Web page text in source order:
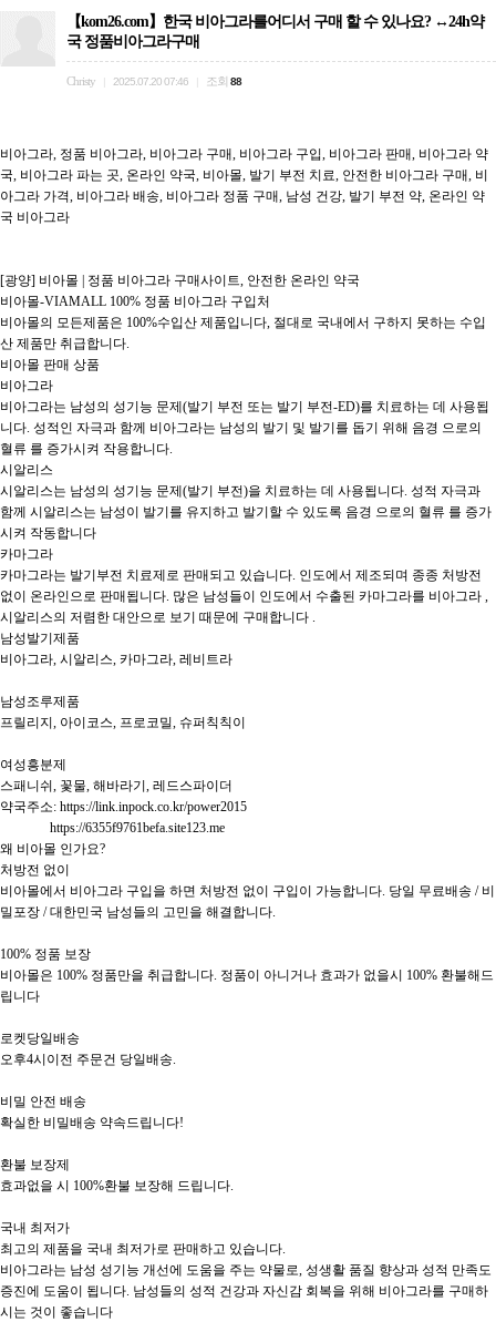
【kom26.com】한국 비아그라를어디서 구매 할 수 있나요? ↔24h약
국 정품비아그라구매
Christy 2025.07.20 07:46 조회 88
비아그라, 정품 비아그라, 비아그라 구매, 비아그라 구입, 비아그라 판매, 비아그라 약
국, 비아그라 파는 곳, 온라인 약국, 비아몰, 발기 부전 치료, 안전한 비아그라 구매, 비
아그라 가격, 비아그라 배송, 비아그라 정품 구매, 남성 건강, 발기 부전 약, 온라인 약
국 비아그라
[광양] 비아몰 | 정품 비아그라 구매사이트, 안전한 온라인 약국
비아몰-VIAMALL 100% 정품 비아그라 구입처
비아몰의 모든제품은 100%수입산 제품입니다, 절대로 국내에서 구하지 못하는 수입
산 제품만 취급합니다.
비아몰 판매 상품
비아그라
비아그라는 남성의 성기능 문제(발기 부전 또는 발기 부전-ED)를 치료하는 데 사용됩
니다. 성적인 자극과 함께 비아그라는 남성의 발기 및 발기를 돕기 위해 음경 으로의
혈류 를 증가시켜 작용합니다.
시알리스
시알리스는 남성의 성기능 문제(발기 부전)을 치료하는 데 사용됩니다. 성적 자극과
함께 시알리스는 남성이 발기를 유지하고 발기할 수 있도록 음경 으로의 혈류 를 증가
시켜 작동합니다
카마그라
카마그라는 발기부전 치료제로 판매되고 있습니다. 인도에서 제조되며 종종 처방전
없이 온라인으로 판매됩니다. 많은 남성들이 인도에서 수출된 카마그라를 비아그라 ,
시알리스의 저렴한 대안으로 보기 때문에 구매합니다 .
남성발기제품
비아그라, 시알리스, 카마그라, 레비트라
남성조루제품
프릴리지, 아이코스, 프로코밀, 슈퍼칙칙이
여성흥분제
스패니쉬, 꽃물, 해바라기, 레드스파이더
약국주소: https://link.inpock.co.kr/power2015
왜 비아몰 인가요?
처방전 없이
비아몰에서 비아그라 구입을 하면 처방전 없이 구입이 가능합니다. 당일 무료배송 / 비
밀포장 / 대한민국 남성들의 고민을 해결합니다.
100% 정품 보장
비아몰은 100% 정품만을 취급합니다. 정품이 아니거나 효과가 없을시 100% 환불해드
립니다
로켓당일배송
오후4시이전 주문건 당일배송.
비밀 안전 배송
확실한 비밀배송 약속드립니다!
환불 보장제
효과없을 시 100%환불 보장해 드립니다.
국내 최저가
최고의 제품을 국내 최저가로 판매하고 있습니다.
비아그라는 남성 성기능 개선에 도움을 주는 약물로, 성생활 품질 향상과 성적 만족도
증진에 도움이 됩니다. 남성들의 성적 건강과 자신감 회복을 위해 비아그라를 구매하
시는 것이 좋습니다